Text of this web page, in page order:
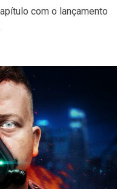
com o lançamento